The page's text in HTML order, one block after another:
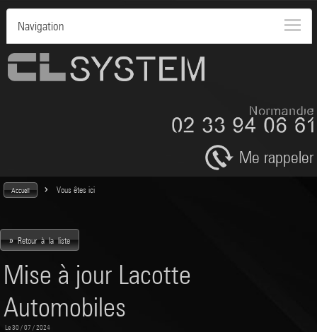
Me rappeler
Navigation
Accueil > Vous êtes ici
»Retour à la liste
Mise à jour Lacotte
Automobiles
Le 30 / 07 / 2024